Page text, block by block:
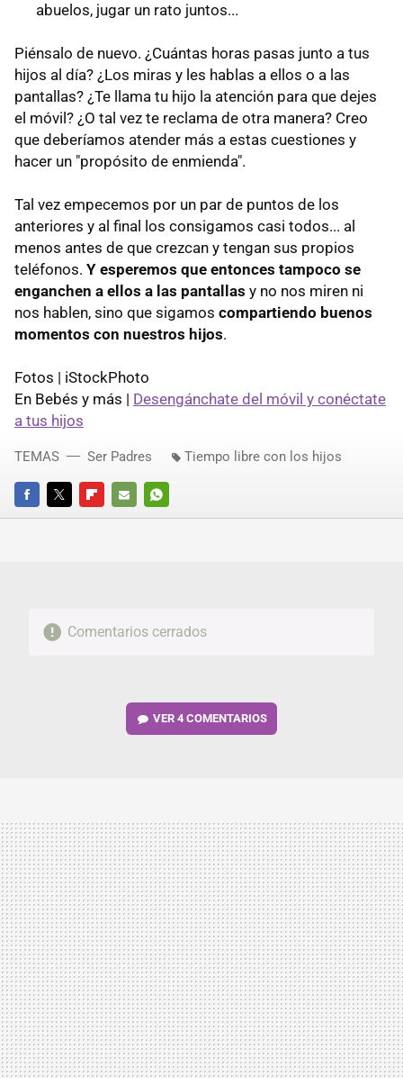
abuelos, jugar un rato juntos...
Piénsalo de nuevo. ¿Cuántas horas pasas junto a tus
hijos al día? ¿Los miras y les hablas a ellos o a las
pantallas? ¿Te llama tu hijo la atención para que dejes
el móvil? ¿O tal vez te reclama de otra manera? Creo
que deberíamos atender más a estas cuestiones y
hacer un "propósito de enmienda".
Tal vez empecemos por un par de puntos de los
anteriores y al final los consigamos casi todos... al
menos antes de que crezcan y tengan sus propios
teléfonos. Y esperemos que entonces tampoco se
enganchen a ellos a las pantallas y no nos miren ni
nos hablen, sino que sigamos compartiendo buenos
momentos con nuestros hijos.
Fotos | iStockPhoto
En Bebés y más | Desengánchate del móvil y conéctate
a tus hijos
FACEBOOKTWITTERFLIPBOARD
E-
WHATSAPP
TEMAS Ser Padres Tiempo libre con los hijos
Comentarios cerrados
VER4 COMENTARIOS